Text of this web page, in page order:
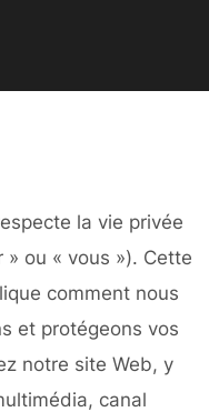
la vie privée
ou « vous »). Cette
comment nous
et protégeons vos
notre site Web, y
canal